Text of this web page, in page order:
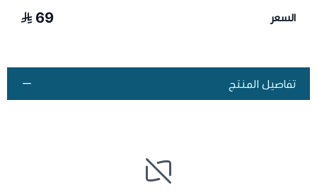
السعر 69
تفاصيل المنتج